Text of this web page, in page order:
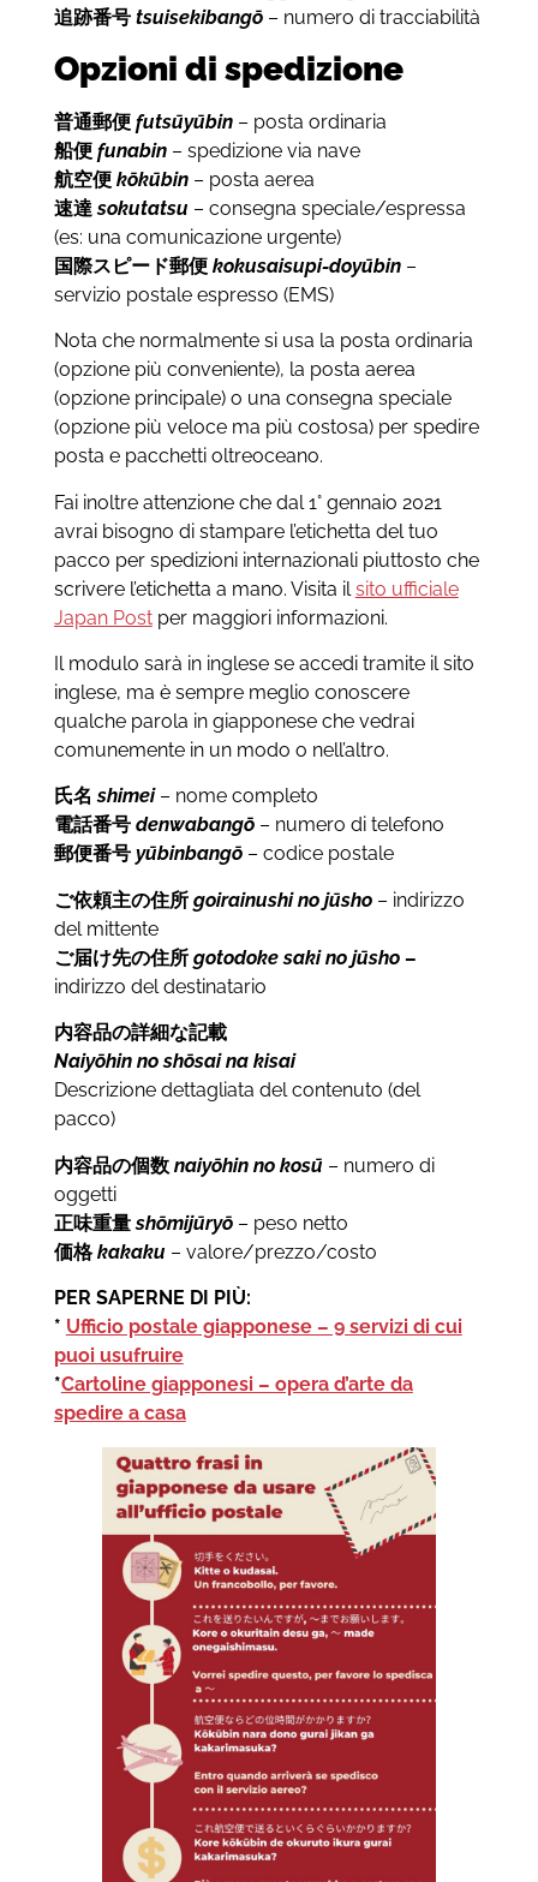
追跡番号 tsuisekibangō– numero di tracciabilità
Opzioni di spedizione
普通郵便futsūyūbin– posta ordinaria
船便 funabin– spedizione via nave
航空便 kōkūbin– posta aerea
速達sokutatsu – consegna speciale/espressa
(es: una comunicazione urgente)
国際スピード郵便 kokusaisupi-doyūbin–
servizio postale espresso (EMS)
Nota che normalmente si usa la posta ordinaria
(opzione più conveniente), la posta aerea
(opzione principale) o una consegna speciale
(opzione più veloce ma più costosa) per spedire
posta e pacchetti oltreoceano.
Fai inoltre attenzione che dal 1° gennaio 2021
avrai bisogno di stampare l’etichetta del tuo
pacco per spedizioni internazionali piuttosto che
scrivere l’etichetta a mano. Visita il sito ufficiale
Japan Postper maggiori informazioni.
Il modulo sarà in inglese se accedi tramite il sito
inglese, ma è sempre meglio conoscere
qualche parola in giapponese che vedrai
comunemente in un modo o nell’altro.
氏名shimei– nome completo
電話番号 denwabangō– numero di telefono
郵便番号 yūbinbangō– codice postale
ご依頼主の住所 goirainushi no jūsho– indirizzo
del mittente
ご届け先の住所 gotodoke saki no jūsho–
indirizzo del destinatario
内容品の詳細な記載
Naiyōhin no shōsai na kisai
Descrizione dettagliata del contenuto (del
pacco)
内容品の個数 naiyōhin no kosū – numero di
oggetti
正味重量shōmijūryō– peso netto
価格kakaku – valore/prezzo/costo
PER SAPERNE DI PIÙ:
* Ufficio postale giapponese – 9 servizi di cui
puoi usufruire
*Cartoline giapponesi – opera d’arte da
spedire a casa